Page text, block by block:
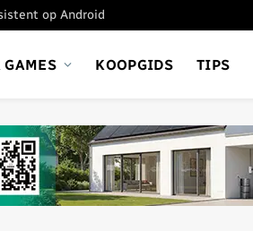
op Android
GAMES KOOPGIDS TIPS